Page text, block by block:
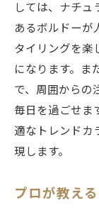
美容
しては、ナチュ
あるボルドーが
タイリングを楽
になります。ま
で、周囲からの
毎日を過ごせま
適なトレンドカ
現します。
プロが教え